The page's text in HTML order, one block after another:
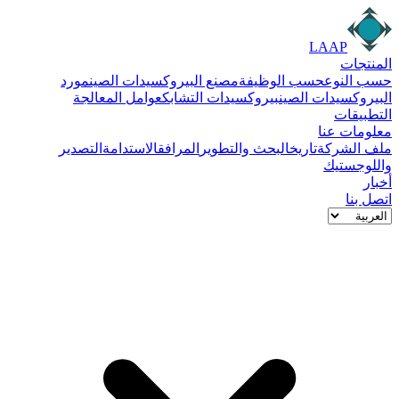
LAAP
المنتجات
حسب النوعحسب الوظيفةمصنع البيروكسيدات الصينمورد
البيروكسيدات الصينبيروكسيدات التشابكعوامل المعالجة
التطبيقات
معلومات عنا
ملف الشركةتاريخالبحث والتطوير المرافقالاستدامة التصدير
واللوجستيك
أخبار
اتصل بنا